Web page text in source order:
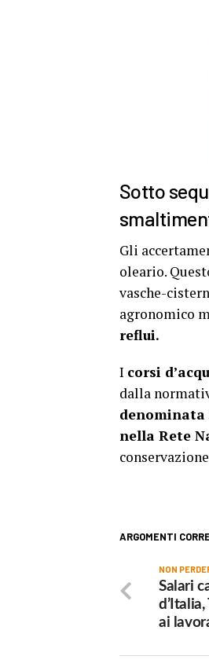
Sotto
Gli
oleario.
vasche-
agronomico
reflui.
I corsi
dalla
denominata
nella Rete
ARGOMENTI
NON
Salari
ai